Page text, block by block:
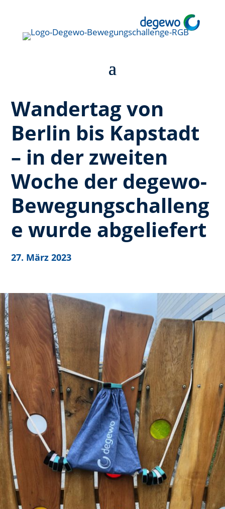
Wandertag von
Berlin bis Kapstadt
– in der zweiten
Woche der degewo-
Bewegungschalleng
e wurde abgeliefert
27. März 2023